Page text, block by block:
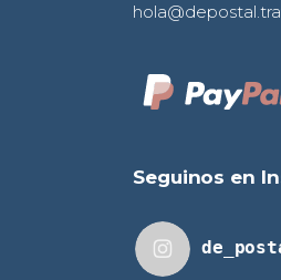
Seguinos en